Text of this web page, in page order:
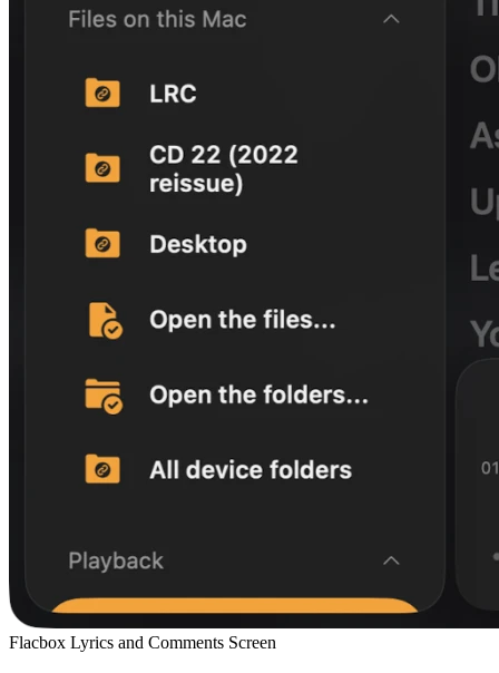
Flacbox Lyrics and Comments Screen